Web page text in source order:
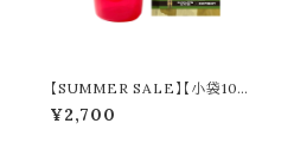
【SUMMER SALE】【小袋10個
セット】ホエイプロテイン／本格
抹茶（20g）＋シェイカー
¥2,700